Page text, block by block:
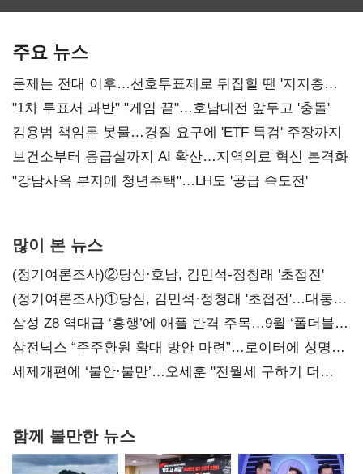
주요 뉴스
문제는 전대 이후…선호투표제로 뒤집힐 땐 '지지층
불복'
"1차 투표서 과반" "게임 끝"…호남대전 앞두고 '충돌'
김용범 책임론 봇물…경질 요구에 'ETF 특검' 주장까지
보건소부터 응급실까지 AI 확산…지역의료 혁신 본격화
"강남사옥 부지에 청년주택"…LH도 '공급 속도전'
많이 본 뉴스
(정기여론조사)②당심·호남, 김민석-정청래 '초접전'
(정기여론조사)①당심, 김민석·정청래 '초접전'…대통령
지지도 '50% 아래로'(종합)
삼성 Z8 역대급 ‘흥행’에 애플 반격 주목…9월 ‘폴더블
대전’
삼전닉스 “주주환원 확대 방안 마련”…로이터에 성명
보내
세제개편에 ‘불안·불만’…오세훈 "전월세 구하기 더
함께 볼만한 뉴스